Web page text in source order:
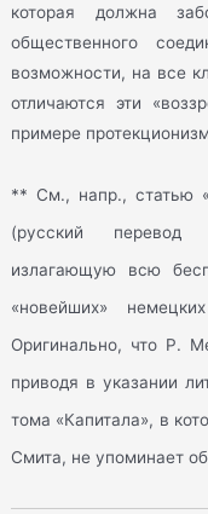
которая должна
общественного
возможности, на все
отличаются эти
примере
** См., напр., статью
(русский перевод
излагающую всю
«новейших»
Оригинально, что Р.
приводя в указании
тома «Капитала», в
Смита, не упоминает